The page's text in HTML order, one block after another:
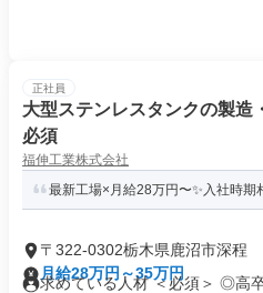
正社員
大型ステンレスタンクの製
必須
福伸工業株式会社
最新工場×月給28万円〜✨入社時
〒322-0302栃木県鹿沼市深程
月給28万円～35万円
求めている人材 ＜必須＞ ◎高